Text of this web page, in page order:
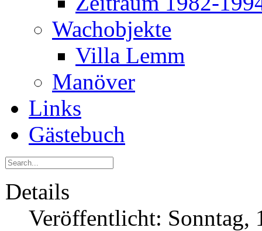
Wachobjekte
Villa Lemm
Manöver
Links
Gästebuch
Details
Veröffentlicht: Sonntag,